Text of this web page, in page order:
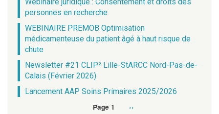
personnes en recherche
WEBINAIRE PREMOB Optimisation
médicamenteuse du patient âgé à haut risque de
chute
Newsletter #21 CLIP² Lille-StARCC Nord-Pas-de-
Calais (Février 2026)
Lancement AAP Soins Primaires 2025/2026
Page 1
Page
››